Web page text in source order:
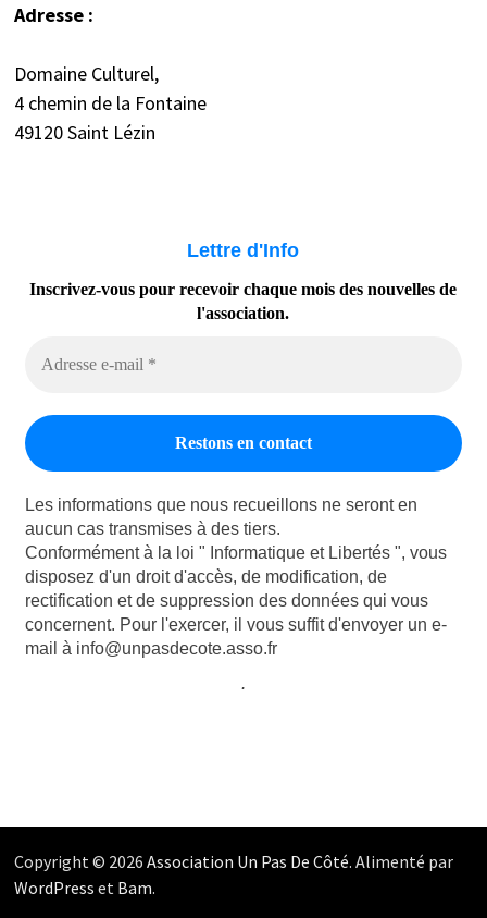
Adresse :
Domaine Culturel,
4 chemin de la Fontaine
49120 Saint Lézin
Lettre d'Info
Inscrivez-vous pour recevoir chaque mois des nouvelles de
l'association.
Les informations que nous recueillons ne seront en
aucun cas transmises à des tiers.
Conformément à la loi " Informatique et Libertés ", vous
disposez d'un droit d'accès, de modification, de
rectification et de suppression des données qui vous
concernent. Pour l'exercer, il vous suffit d'envoyer un e-
mail à info@unpasdecote.asso.fr
.
Copyright © 2026 Association Un Pas De Côté. Alimenté par
WordPress et Bam.